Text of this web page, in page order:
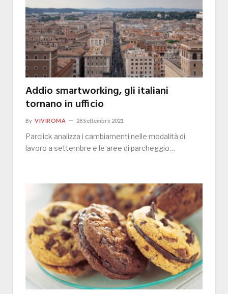
Addio smartworking, gli italiani
tornano in ufficio
By VIVIROMA 28 Settembre 2021
Parclick analizza i cambiamenti nelle modalità di
lavoro a settembre e le aree di parcheggio…